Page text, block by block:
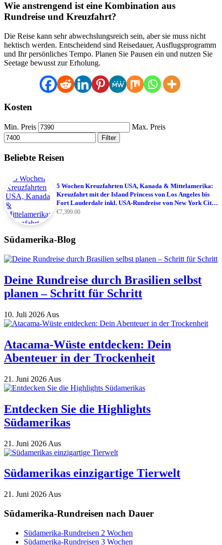
Wie anstrengend ist eine Kombination aus
Rundreise und Kreuzfahrt?
Die Reise kann sehr abwechslungsreich sein, aber sie muss nicht
hektisch werden. Entscheidend sind Reisedauer, Ausflugsprogramm
und Ihr persönliches Tempo. Planen Sie Pausen ein und nutzen Sie
Seetage bewusst zur Erholung.
Kosten
Min. Preis Max. Preis
Filter
Beliebte Reisen
5 Wochen Kreuzfahrten USA, Kanada & Mittelamerika:
Kreuzfahrt mit der Island Princess von Los Angeles bis
Fort Lauderdale inkl. USA-Rundreise von New York City
bis Los Angeles
€7,399.00
Südamerika-Blog
Deine Rundreise durch Brasilien selbst
planen – Schritt für Schritt
10. Juli 2026 Aus
Atacama-Wüste entdecken: Dein
Abenteuer in der Trockenheit
21. Juni 2026 Aus
Entdecken Sie die Highlights
Südamerikas
21. Juni 2026 Aus
Südamerikas einzigartige Tierwelt
21. Juni 2026 Aus
Südamerika-Rundreisen nach Dauer
Südamerika-Rundreisen 2 Wochen
Südamerika-Rundreisen 3 Wochen